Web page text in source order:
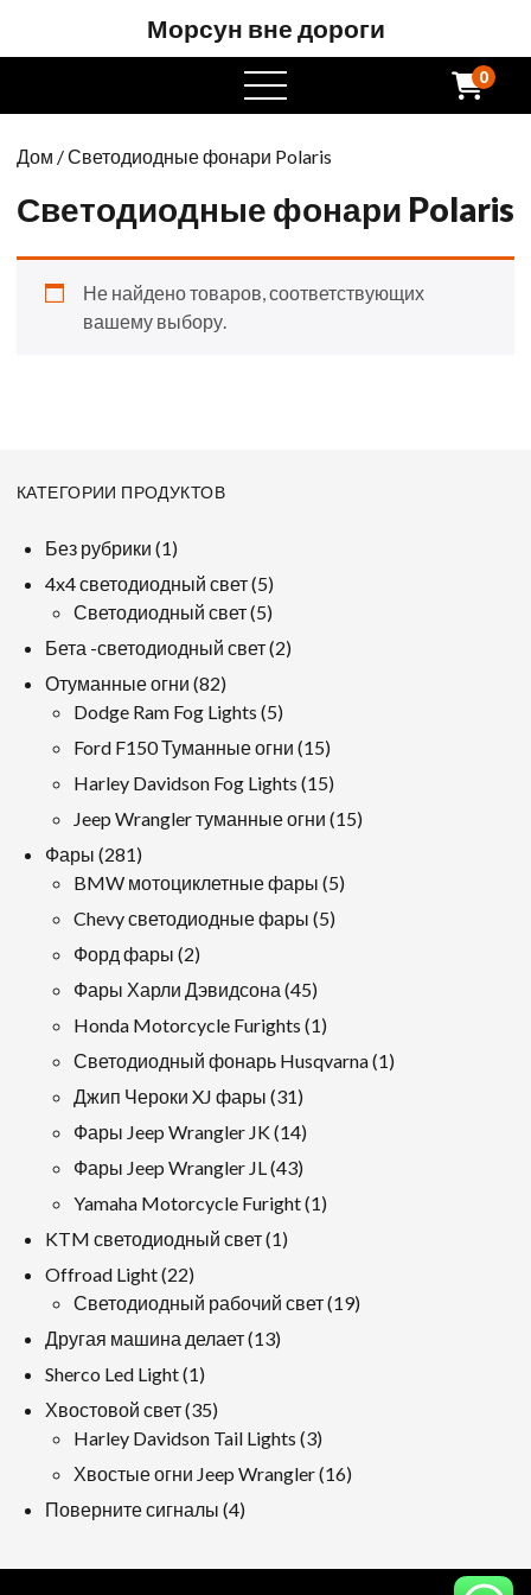
Морсун вне дороги
Открытое
меню
0
Дом / Светодиодные фонари Polaris
Светодиодные фонари Polaris
Не найдено товаров, соответствующих
вашему выбору.
КАТЕГОРИИ ПРОДУКТОВ
Без рубрики 11
продукт
4x4 светодиодный свет 55
продукция
Светодиодный свет 55
продукция
Бета -светодиодный свет 22
Отуманные огни 8282
продукция
Dodge Ram Fog Lights 55
продукция
Ford F150 Туманные огни 1515
продукция
Harley Davidson Fog Lights 1515
продукция
Jeep Wrangler туманные огни 1515
Фары 281281
продукция
BMW мотоциклетные фары 55
Chevy светодиодные фары 55
Форд фары 22
продукция
Фары Харли Дэвидсона 4545
продукция
Honda Motorcycle Furights 11
продукт
Светодиодный фонарь Husqvarna 11
Джип Чероки XJ фары 3131
продукция
Фары Jeep Wrangler JK 1414
продукция
Фары Jeep Wrangler JL 4343
продукция
Yamaha Motorcycle Furight 11
KTM светодиодный свет 11
Offroad Light 2222
продукция
Светодиодный рабочий свет 1919
Другая машина делает 1313
Sherco Led Light 11
продукт
Хвостовой свет 3535
продукция
Harley Davidson Tail Lights 33
продукция
Хвостые огни Jeep Wrangler 1616
Поверните сигналы 44